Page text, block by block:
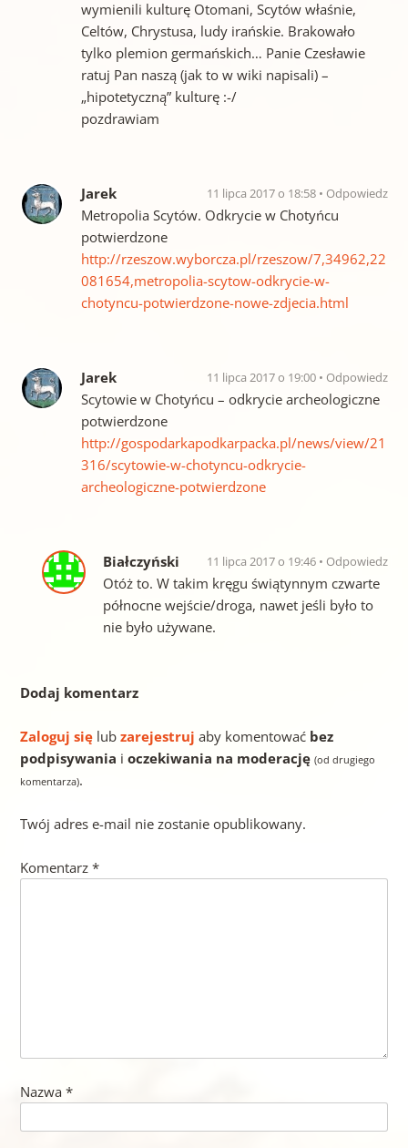
wymienili kulturę Otomani, Scytów właśnie,
Celtów, Chrystusa, ludy irańskie. Brakowało
tylko plemion germańskich… Panie Czesławie
ratuj Pan naszą (jak to w wiki napisali) –
„hipotetyczną” kulturę :-/
pozdrawiam
Jarek 11 lipca 2017 o 18:58 Odpowiedz
Metropolia Scytów. Odkrycie w Chotyńcu
potwierdzone
http://rzeszow.wyborcza.pl/rzeszow/7,34962,22
081654,metropolia-scytow-odkrycie-w-
chotyncu-potwierdzone-nowe-zdjecia.html
Jarek 11 lipca 2017 o 19:00 Odpowiedz
Scytowie w Chotyńcu – odkrycie archeologiczne
potwierdzone
http://gospodarkapodkarpacka.pl/news/view/21
316/scytowie-w-chotyncu-odkrycie-
archeologiczne-potwierdzone
Białczyński 11 lipca 2017 o 19:46 Odpowiedz
Otóż to. W takim kręgu świątynnym czwarte
północne wejście/droga, nawet jeśli było to
nie było używane.
Dodaj komentarz
Zaloguj sięlub zarejestruj aby komentować bez
podpisywania i oczekiwania na moderację (od drugiego
komentarza).
Twój adres e-mail nie zostanie opublikowany.
Komentarz *
Nazwa *